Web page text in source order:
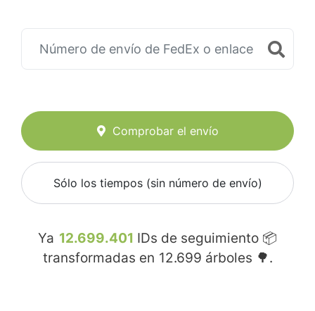
Comprobar el envío
Sólo los tiempos (sin número de envío)
Ya 12.699.401 IDs de seguimiento 📦
transformadas en 12.699 árboles 🌳.